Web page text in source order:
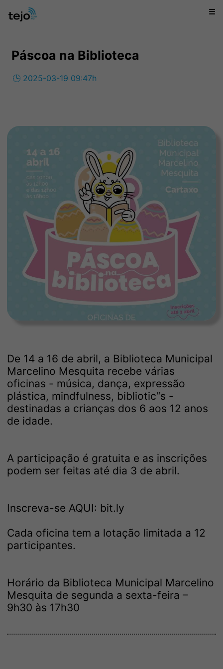
☰
Páscoa na Biblioteca
🕒 2025-03-19 09:47h
De 14 a 16 de abril, a Biblioteca Municipal
Marcelino Mesquita recebe várias
oficinas - música, dança, expressão
plástica, mindfulness, bibliotic“s -
destinadas a crianças dos 6 aos 12 anos
de idade.
A participação é gratuita e as inscrições
podem ser feitas até dia 3 de abril.
Inscreva-se AQUI: bit.ly
Cada oficina tem a lotação limitada a 12
participantes.
Horário da Biblioteca Municipal Marcelino
Mesquita de segunda a sexta-feira –
9h30 às 17h30